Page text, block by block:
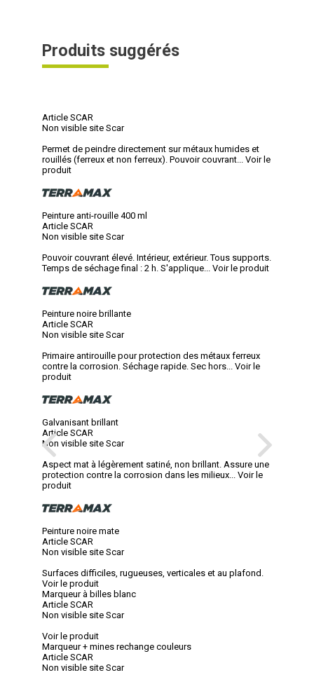
Produits suggérés
Article SCAR
Non visible site Scar
Permet de peindre directement sur métaux humides et
rouillés (ferreux et non ferreux). Pouvoir couvrant...
Voir le
produit
Peinture anti-rouille 400 ml
Article SCAR
Non visible site Scar
Pouvoir couvrant élevé. Intérieur, extérieur. Tous supports.
Temps de séchage final : 2 h. S'applique...
Voir le produit
Peinture noire brillante
Article SCAR
Non visible site Scar
Primaire antirouille pour protection des métaux ferreux
contre la corrosion. Séchage rapide. Sec hors...
Voir le
produit
Galvanisant brillant
Article SCAR
Non visible site Scar
Aspect mat à légèrement satiné, non brillant. Assure une
protection contre la corrosion dans les milieux...
Voir le
produit
Peinture noire mate
Article SCAR
Non visible site Scar
Surfaces difficiles, rugueuses, verticales et au plafond.
Voir le produit
Marqueur à billes blanc
Article SCAR
Non visible site Scar
Voir le produit
Marqueur + mines rechange couleurs
Article SCAR
Non visible site Scar